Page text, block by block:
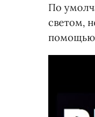
По
светом,
помощью